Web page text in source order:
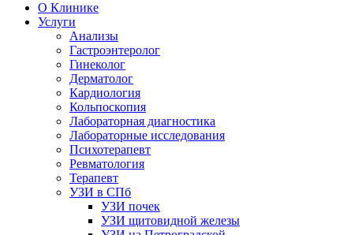
О Клинике
Услуги
Анализы
Гастроэнтеролог
Гинеколог
Дерматолог
Кардиология
Кольпоскопия
Лабораторная диагностика
Лабораторные исследования
Психотерапевт
Ревматология
Терапевт
УЗИ в СПб
УЗИ почек
УЗИ щитовидной железы